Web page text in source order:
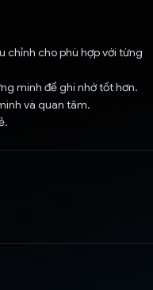
chỉnh cho phù hợp với từng
minh để ghi nhớ tốt hơn.
và quan tâm.